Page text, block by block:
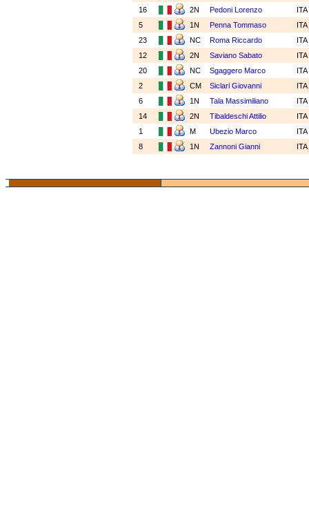
16
2N Pedoni Lorenzo
ITA
5
1N Penna Tommaso
ITA
23
NC Roma Riccardo
ITA
12
2N Saviano Sabato
ITA
20
NC Sgaggero Marco
ITA
2
CM Siclari Giovanni
ITA
6
1N Tala Massimiliano
ITA
14
2N Tibaldeschi Attilio
ITA
1
M Ubezio Marco
ITA
8
1N Zannoni Gianni ITA